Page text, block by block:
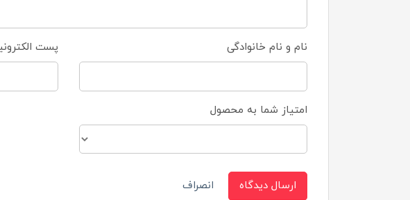
نام و نام خانوادگی پست
امتیاز شما به محصول
ارسال دیدگاه انصراف